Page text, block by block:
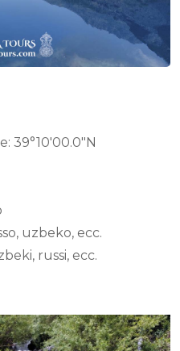
39°10′00.0″N
uzbeko, ecc.
russi, ecc.